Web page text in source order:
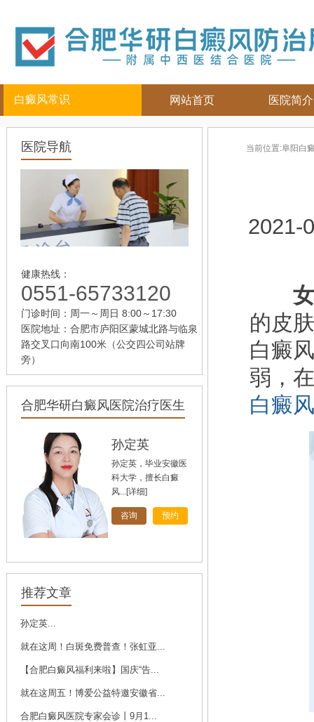
白癜风常识
儿童
女性
老年
头部
背部
网站首页 医院简介
医院导航
健康热线：
0551-65733120
门诊时间：周一～周日 8:00～17:30
医院地址：合肥市庐阳区蒙城北路与临泉
路交叉口向南100米（公交四公司站牌
旁）
合肥华研白癜风医院治疗医生
孙定英
孙定英，毕业安徽医
科大学，擅长白癜
风...[详细]
咨询 预约
高汝辉
刘斌，中共党员，毕
业于华中科技大学
推荐文章
孙定英...
就在这周！白斑免费普查！张虹亚...
【合肥白癜风福利来啦】国庆“告...
就在这周五！博爱公益特邀安徽省...
合肥白癜风医院专家会诊丨9月1...
当前位置:阜阳白
2021-
的皮
白癜
弱，
白癜